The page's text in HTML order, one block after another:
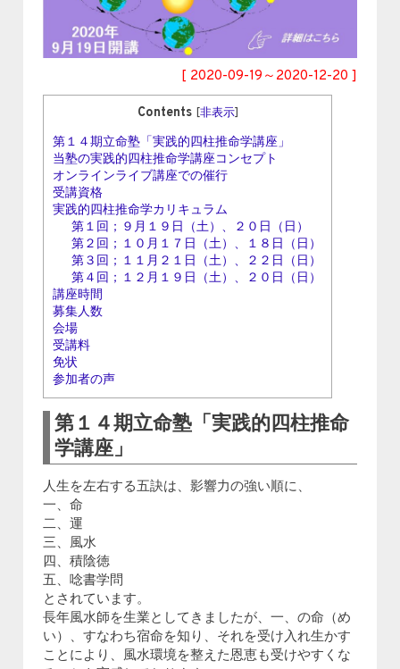
[ 2020-09-19～2020-12-20 ]
Contents [非表示]
第１４期立命塾「実践的四柱推命学講座」
当塾の実践的四柱推命学講座コンセプト
オンラインライブ講座での催行
受講資格
実践的四柱推命学カリキュラム
第１回；９月１９日（土）、２０日（日）
第２回；１０月１７日（土）、１８日（日）
第３回；１１月２１日（土）、２２日（日）
第４回；１２月１９日（土）、２０日（日）
講座時間
募集人数
会場
受講料
免状
参加者の声
第１４期立命塾「実践的四柱推命
学講座」
人生を左右する五訣は、影響力の強い順に、
一、命
二、運
三、風水
四、積陰徳
五、唸書学問
とされています。
長年風水師を生業としてきましたが、一、の命（め
い）、すなわち宿命を知り、それを受け入れ生かす
ことにより、風水環境を整えた恩恵も受けやすくな